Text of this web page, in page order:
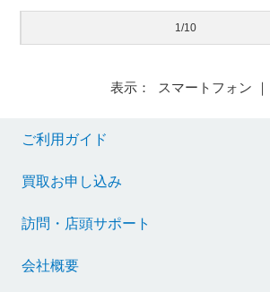
1/10
表示： スマートフォン ｜
ご利用ガイド
買取お申し込み
訪問・店頭サポート
会社概要